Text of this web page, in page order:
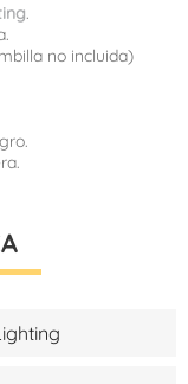
.
no incluida)